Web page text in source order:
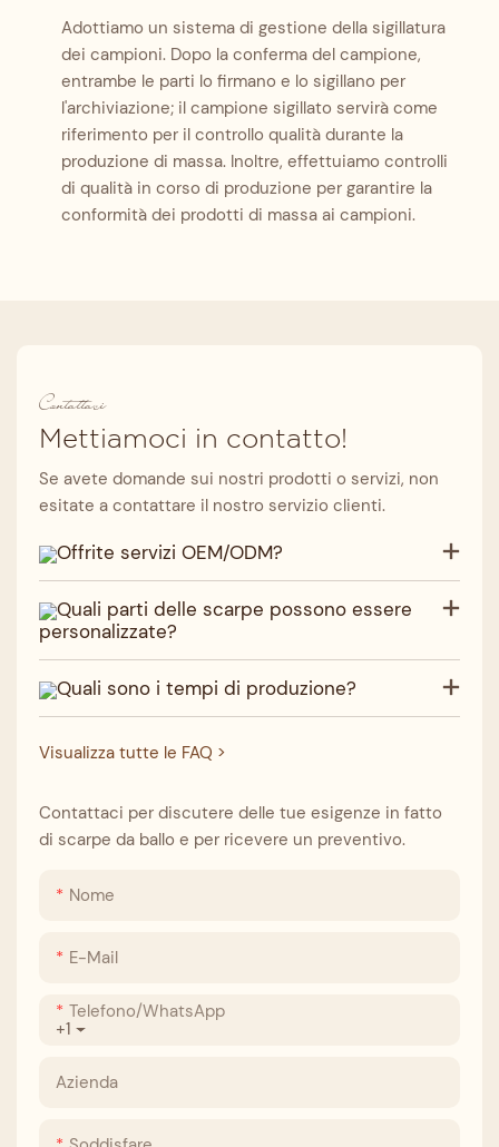
Adottiamo un sistema di gestione della sigillatura
dei campioni. Dopo la conferma del campione,
entrambe le parti lo firmano e lo sigillano per
l'archiviazione; il campione sigillato servirà come
riferimento per il controllo qualità durante la
produzione di massa. Inoltre, effettuiamo controlli
di qualità in corso di produzione per garantire la
conformità dei prodotti di massa ai campioni.
Contattaci
Mettiamoci in contatto!
Se avete domande sui nostri prodotti o servizi, non
esitate a contattare il nostro servizio clienti.
Offrite servizi OEM/ODM?
Quali parti delle scarpe possono essere
personalizzate?
Quali sono i tempi di produzione?
Visualizza tutte le FAQ >
Contattaci per discutere delle tue esigenze in fatto
di scarpe da ballo e per ricevere un preventivo.
Nome
E-Mail
+1
Telefono/WhatsApp
Azienda